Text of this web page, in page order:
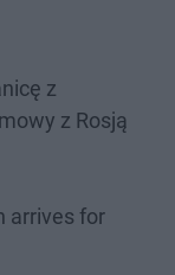
z
z Rosją
arrives for